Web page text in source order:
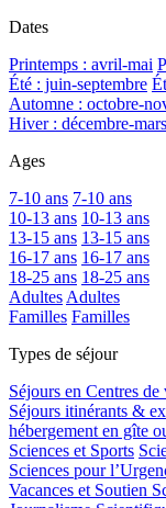
Dates
Printemps : avril-mai
Été : juin-septembre
Automne : octobre-
Hiver : décembre-mars
Ages
7-10 ans 7-10 ans
10-13 ans 10-13 ans
13-15 ans 13-15 ans
16-17 ans 16-17 ans
18-25 ans 18-25 ans
Adultes Adultes
Familles Familles
Types de séjour
Séjours en Centres de
Séjours itinérants &
hébergement en gîte
Sciences et Sports
Sciences pour
Vacances et Soutien